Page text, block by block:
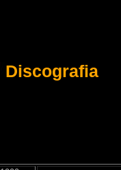
Discografia